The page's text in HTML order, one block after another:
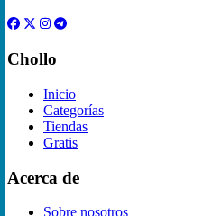
Chollo
Inicio
Categorías
Tiendas
Gratis
Acerca de
Sobre nosotros